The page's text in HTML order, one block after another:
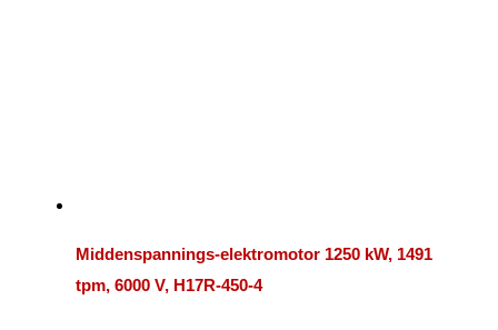
Middenspannings-elektromotor 1250 kW, 1491
tpm, 6000 V, H17R-450-4